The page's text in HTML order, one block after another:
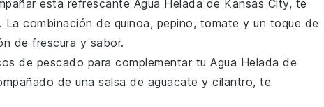
esta refrescante Agua Helada de Kansas City, te
. La combinación de quinoa, pepino, tomate y un toque de
de frescura y sabor.
de pescado para complementar tu Agua Helada de
de una salsa de aguacate y cilantro, te